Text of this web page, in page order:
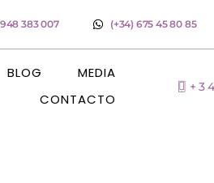
383 007 (+34) 675 45 80 85
BLOG
MEDIA
CONTACTO